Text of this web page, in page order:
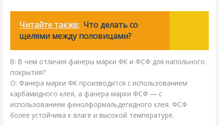
Читайте также: Что делать со
щелями между половицами?
В: В чем отличия фанеры марки ФК и ФСФ для напольного
покрытия?
О: Фанера марки ФК производится с использованием
карбамидного клея, а фанера марки ФСФ — с
использованием фенолформальдегидного клея. ФСФ
более устойчива к влаге и высокой температуре.